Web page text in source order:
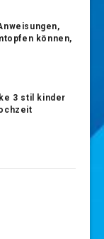
können,
3 stil kinder